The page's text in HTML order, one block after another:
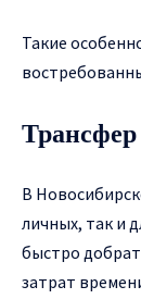
Такие
В
личных, так и
быстро
затрат